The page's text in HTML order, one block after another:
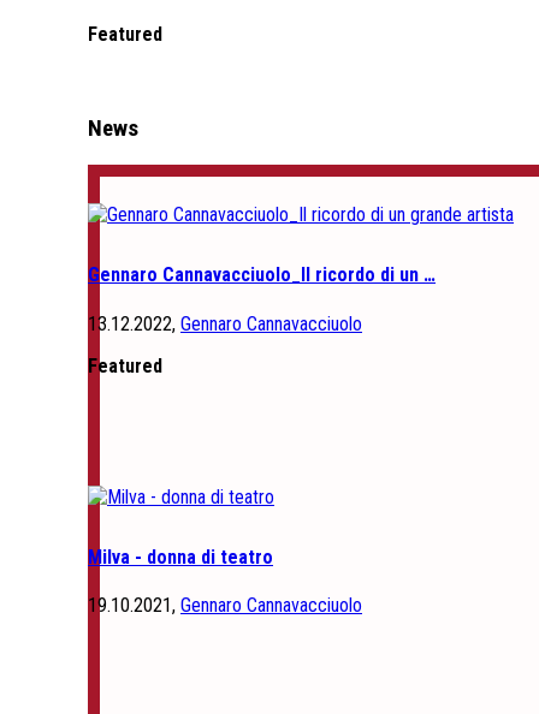
Featured
News
Gennaro Cannavacciuolo_Il ricordo di un …
13.12.2022, Gennaro Cannavacciuolo
Featured
Milva - donna di teatro
19.10.2021, Gennaro Cannavacciuolo